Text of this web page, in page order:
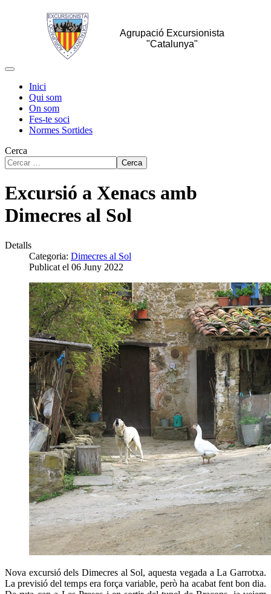
Agrupació Excursionista
"Catalunya"
Inici
Qui som
On som
Fes-te soci
Normes Sortides
Cerca
Cerca
Excursió a Xenacs amb
Dimecres al Sol
Detalls
Categoria: Dimecres al Sol
Publicat el 06 Juny 2022
Nova excursió dels Dimecres al Sol, aquesta vegada a La Garrotxa.
La previsió del temps era força variable, però ha acabat fent bon dia.